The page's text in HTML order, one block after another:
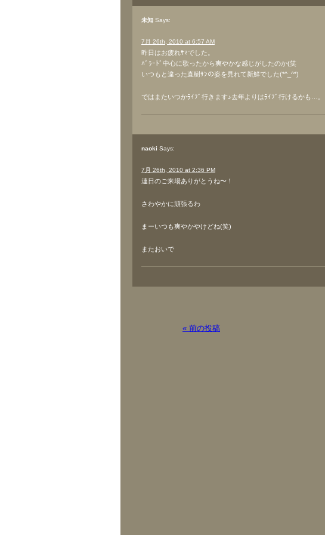
未知 Says:
7月 26th, 2010 at 6:57 AM
昨日はお疲れｻﾏでした。
ﾊﾞﾗｰﾄﾞ中心に歌ったから爽やかな感じがしたのか(笑
いつもと違った直樹ｻﾝの姿を見れて新鮮でした(*^_^*)
ではまたいつかﾗｲﾌﾞ行きます♪去年よりはﾗｲﾌﾞ行けるかも…。
naoki Says:
7月 26th, 2010 at 2:36 PM
連日のご来場ありがとうね〜！
さわやかに頑張るわ
まーいつも爽やかやけどね(笑)
またおいで
« 前の投稿